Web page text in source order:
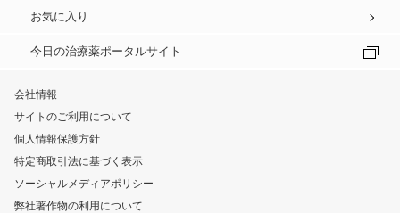
お気に入り
今日の治療薬ポータルサイト
会社情報
サイトのご利用について
個人情報保護方針
特定商取引法に基づく表示
ソーシャルメディアポリシー
弊社著作物の利用について